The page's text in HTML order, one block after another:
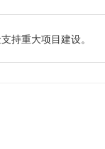
持重大项目建设。